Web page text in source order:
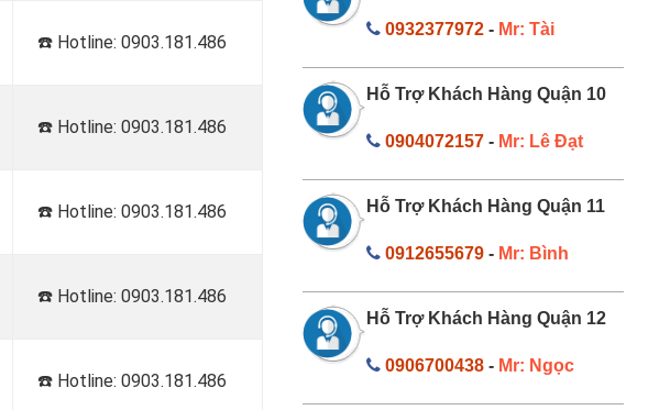
☎️ Hotline: 0903.181.486
☎️ Hotline: 0903.181.486
☎️ Hotline: 0903.181.486
☎️ Hotline: 0903.181.486
☎️ Hotline: 0903.181.486
0932377972 - Mr: Tài
Hỗ Trợ Khách Hàng Quận 10
0904072157 - Mr: Lê Đạt
Hỗ Trợ Khách Hàng Quận 11
0912655679 - Mr: Bình
Hỗ Trợ Khách Hàng Quận 12
0906700438 - Mr: Ngọc